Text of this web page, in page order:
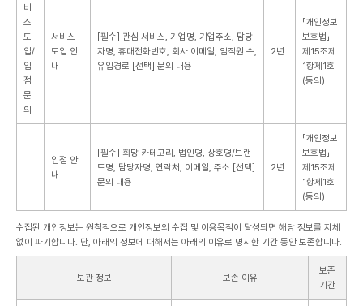
비
스
도
입/
입
점
문
의
서비스
도입 안
내
[필수] 관심 서비스, 기업명, 기업주소, 담당
자명, 휴대전화번호, 회사 이메일, 임직원 수,
유입경로 [선택] 문의 내용
2년
「개인정보
보호법」
제15조제
1항제1호
(동의)
입점 안
내
[필수] 희망 카테고리, 법인명, 상호명/브랜
드명, 담당자명, 연락처, 이메일, 주소 [선택]
문의 내용
2년
「개인정보
보호법」
제15조제
1항제1호
(동의)
수집된 개인정보는 원칙적으로 개인정보의 수집 및 이용목적이 달성되면 해당 정보를 지체
없이 파기합니다. 단, 아래의 정보에 대해서는 아래의 이유로 명시한 기간 동안 보존합니다.
보관 정보 보존 이유
보존
기간